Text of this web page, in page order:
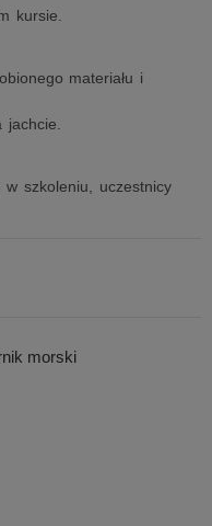
kursie.
materiału i
w szkoleniu, uczestnicy
morski